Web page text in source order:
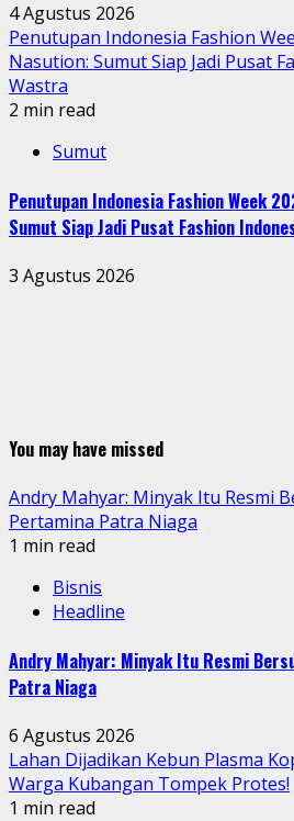
4 Agustus 2026
Penutupan Indonesia Fashion
Nasution: Sumut Siap Jadi Pusat
Wastra
2 min read
Sumut
Penutupan Indonesia Fashion Week
Sumut Siap Jadi Pusat Fashion
3 Agustus 2026
You may have missed
Andry Mahyar: Minyak Itu Resmi
Pertamina Patra Niaga
1 min read
Bisnis
Headline
Andry Mahyar: Minyak Itu Resmi
Patra Niaga
6 Agustus 2026
Lahan Dijadikan Kebun Plasma
Warga Kubangan Tompek Protes!
1 min read